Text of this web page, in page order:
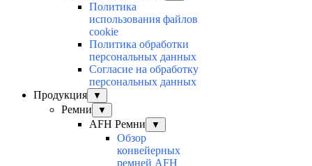
Политика
использования файлов
cookie
Политика обработки
персональных данных
Согласие на обработку
персональных данных
Продукция
▼
Ремни ▼
AFH Ремни ▼
Обзор
конвейерных
ремней AFH